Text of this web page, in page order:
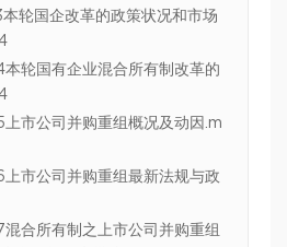
轮国企改革的政策状况和市场
轮国有企业混合所有制改革的
市公司并购重组概况及动因.m
市公司并购重组最新法规与政
合所有制之上市公司并购重组